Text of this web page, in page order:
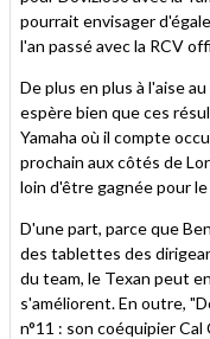
pourrait envisager
l'an passé avec la RCV
De plus en plus à l'aise
espère bien que ces
Yamaha où il compte
prochain aux côtés de
loin d'être gagnée pour le
D'une part, parce que
des tablettes des
du team, le Texan peut
s'améliorent. En outre,
n°11 : son coéquipier